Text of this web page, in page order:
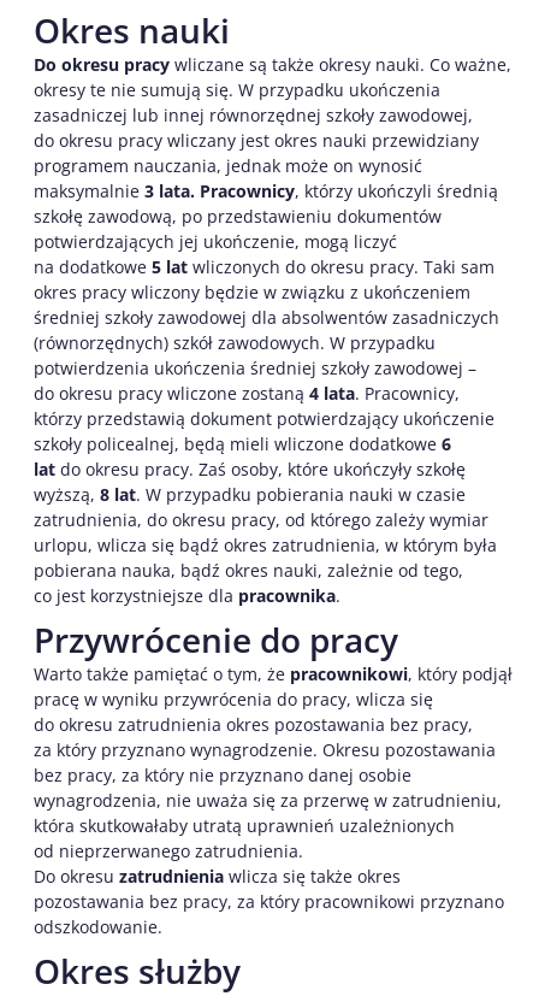
Okres nauki
Do okresu pracy wliczane są także okresy nauki. Co ważne,
okresy te nie sumują się. W przypadku ukończenia
zasadniczej lub innej równorzędnej szkoły zawodowej,
do okresu pracy wliczany jest okres nauki przewidziany
programem nauczania, jednak może on wynosić
maksymalnie 3 lata. Pracownicy, którzy ukończyli średnią
szkołę zawodową, po przedstawieniu dokumentów
potwierdzających jej ukończenie, mogą liczyć
na dodatkowe 5 lat wliczonych do okresu pracy. Taki sam
okres pracy wliczony będzie w związku z ukończeniem
średniej szkoły zawodowej dla absolwentów zasadniczych
(równorzędnych) szkół zawodowych. W przypadku
potwierdzenia ukończenia średniej szkoły zawodowej –
do okresu pracy wliczone zostaną 4 lata. Pracownicy,
którzy przedstawią dokument potwierdzający ukończenie
szkoły policealnej, będą mieli wliczone dodatkowe 6
lat do okresu pracy. Zaś osoby, które ukończyły szkołę
wyższą, 8 lat. W przypadku pobierania nauki w czasie
zatrudnienia, do okresu pracy, od którego zależy wymiar
urlopu, wlicza się bądź okres zatrudnienia, w którym była
pobierana nauka, bądź okres nauki, zależnie od tego,
co jest korzystniejsze dla pracownika.
Przywrócenie do pracy
Warto także pamiętać o tym, że pracownikowi, który podjął
pracę w wyniku przywrócenia do pracy, wlicza się
do okresu zatrudnienia okres pozostawania bez pracy,
za który przyznano wynagrodzenie. Okresu pozostawania
bez pracy, za który nie przyznano danej osobie
wynagrodzenia, nie uważa się za przerwę w zatrudnieniu,
która skutkowałaby utratą uprawnień uzależnionych
od nieprzerwanego zatrudnienia.
Do okresu zatrudnienia wlicza się także okres
pozostawania bez pracy, za który pracownikowi przyznano
odszkodowanie.
Okres służby